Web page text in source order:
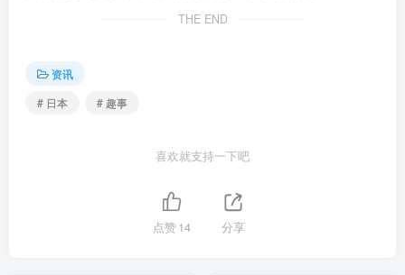
THE END
资讯
# 日本
# 趣事
喜欢就支持一下吧
点赞14 分享